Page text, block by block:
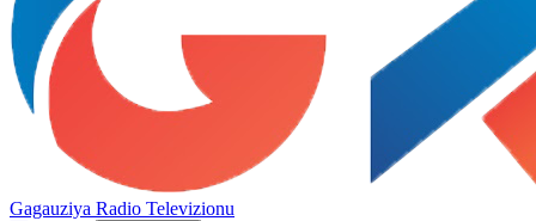
Gagauziya Radio Televizionu